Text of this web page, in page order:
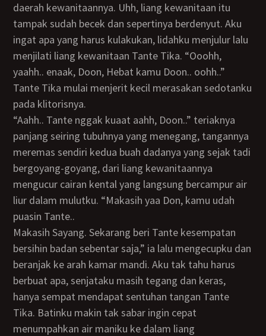
daerah kewanitaannya. Uhh, liang kewanitaan itu
tampak sudah becek dan sepertinya berdenyut. Aku
ingat apa yang harus kulakukan, lidahku menjulur lalu
menjilati liang kewanitaan Tante Tika. “Ooohh,
yaahh.. enaak, Doon, Hebat kamu Doon.. oohh..”
Tante Tika mulai menjerit kecil merasakan sedotanku
pada klitorisnya.
“Aahh.. Tante nggak kuaat aahh, Doon..” teriaknya
panjang seiring tubuhnya yang menegang, tangannya
meremas sendiri kedua buah dadanya yang sejak tadi
bergoyang-goyang, dari liang kewanitaannya
mengucur cairan kental yang langsung bercampur air
liur dalam mulutku. “Makasih yaa Don, kamu udah
puasin Tante..
makasih Sayang. Sekarang beri Tante kesempatan
bersihin badan sebentar saja,” ia lalu mengecupku dan
beranjak ke arah kamar mandi. Aku tak tahu harus
berbuat apa, senjataku masih tegang dan keras,
hanya sempat mendapat sentuhan tangan Tante
Tika. Batinku makin tak sabar ingin cepat
menumpahkan air maniku ke dalam liang